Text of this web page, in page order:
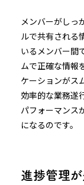
メンバーがしっ
ルで共有される
いるメンバー間
ムで正確な情報
ケーションがス
効率的な業務遂
パフォーマンス
になるのです。
進捗管理が